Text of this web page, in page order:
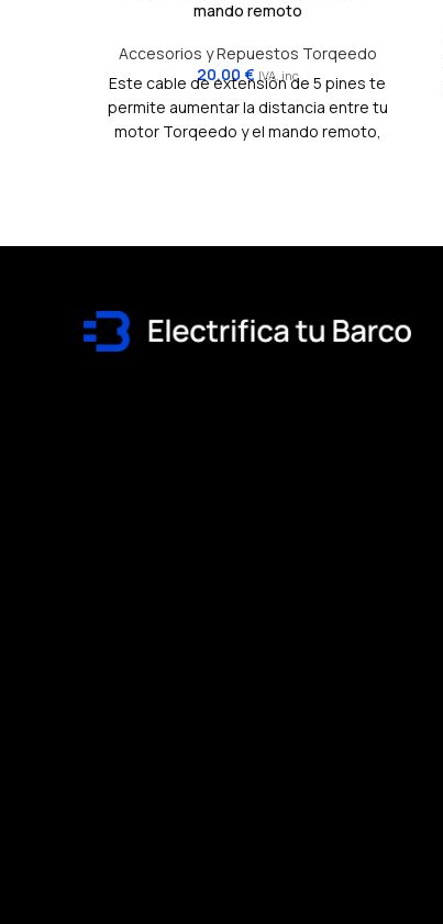
mando remoto
Accesorios y Repuestos Torqeedo
20,00 € IVA. inc
Este cable de extensión de 5 pines te
permite aumentar la distancia entre tu
motor Torqeedo y el mando remoto,